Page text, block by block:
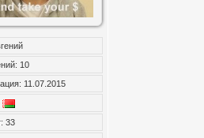
10
11.07.2015
33